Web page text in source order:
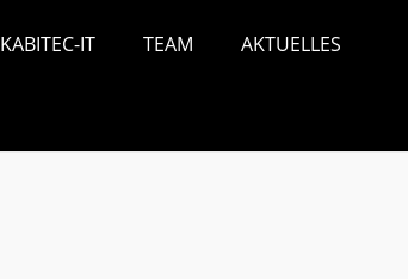
KABITEC-IT TEAM AKTUELLES